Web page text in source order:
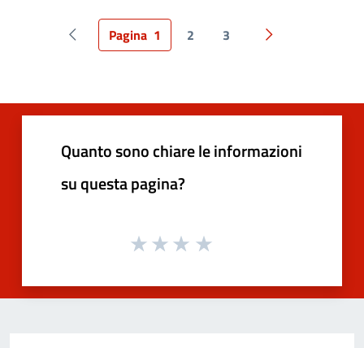
Pagina precedente
Pagina 1 2 3 Pagina
Quanto sono chiare le informazioni
su questa pagina?